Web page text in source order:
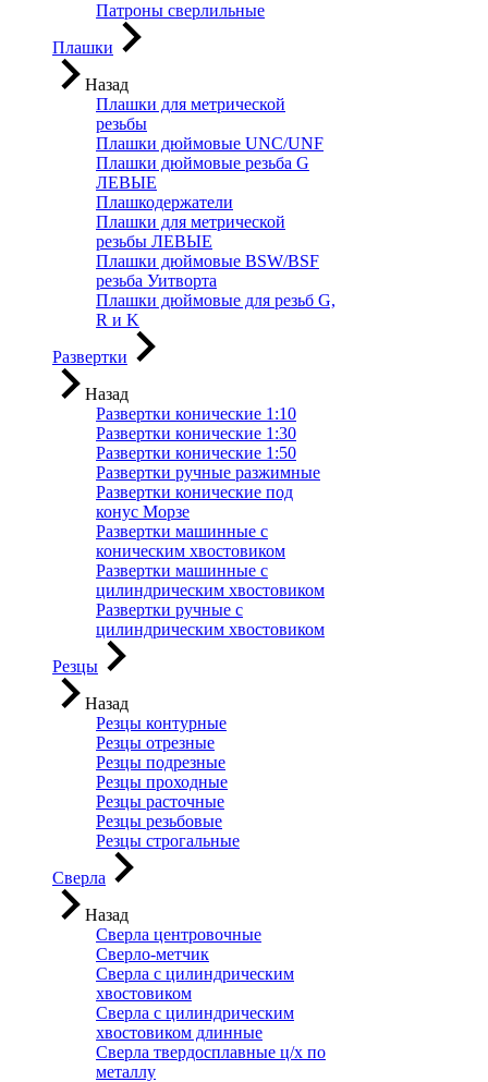
Патроны сверлильные
Плашки
Назад
Плашки для метрической
резьбы
Плашки дюймовые UNC/UNF
Плашки дюймовые резьба G
ЛЕВЫЕ
Плашкодержатели
Плашки для метрической
резьбы ЛЕВЫЕ
Плашки дюймовые BSW/BSF
резьба Уитворта
Плашки дюймовые для резьб G,
R и K
Развертки
Назад
Развертки конические 1:10
Развертки конические 1:30
Развертки конические 1:50
Развертки ручные разжимные
Развертки конические под
конус Морзе
Развертки машинные с
коническим хвостовиком
Развертки машинные с
цилиндрическим хвостовиком
Развертки ручные с
цилиндрическим хвостовиком
Резцы
Назад
Резцы контурные
Резцы отрезные
Резцы подрезные
Резцы проходные
Резцы расточные
Резцы резьбовые
Резцы строгальные
Сверла
Назад
Сверла центровочные
Сверло-метчик
Сверла с цилиндрическим
хвостовиком
Сверла с цилиндрическим
хвостовиком длинные
Сверла твердосплавные ц/х по
металлу